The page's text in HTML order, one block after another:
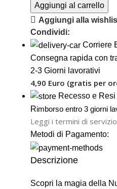
Aggiungi al carrello
Aggiungi alla
Condividi:
Corriere
Consegna rapida con
2-3 Giorni lavorativi
4,90 Euro (gratis per
Recesso e
Rimborso entro 3 giorni
Leggi i termini di servizio
Metodi di Pagamento:
Descrizione
Scopri la magia della